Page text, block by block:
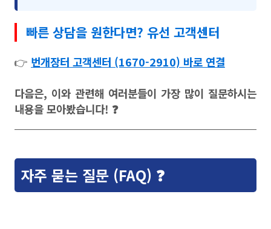
빠른 상담을 원한다면? 유선 고객센터
👉 번개장터 고객센터 (1670-2910) 바로 연결
다음은, 이와 관련해 여러분들이 가장 많이 질문하시는
내용을 모아봤습니다! ❓
자주 묻는 질문 (FAQ) ❓